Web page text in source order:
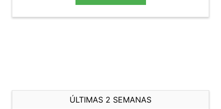
ÚLTIMAS 2 SEMANAS